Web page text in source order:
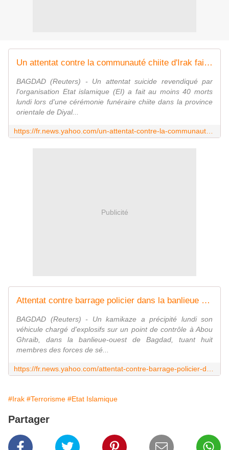
Un attentat contre la communauté chiite d'Irak fait 40 morts
BAGDAD (Reuters) - Un attentat suicide revendiqué par
l'organisation Etat islamique (EI) a fait au moins 40 morts
lundi lors d'une cérémonie funéraire chiite dans la province
orientale de Diyal...
Publicité
Attentat contre barrage policier dans la banlieue de Bagdad
BAGDAD (Reuters) - Un kamikaze a précipité lundi son
véhicule chargé d'explosifs sur un point de contrôle à Abou
Ghraib, dans la banlieue-ouest de Bagdad, tuant huit
membres des forces de sé...
#Irak #Terrorisme #Etat Islamique
Partager